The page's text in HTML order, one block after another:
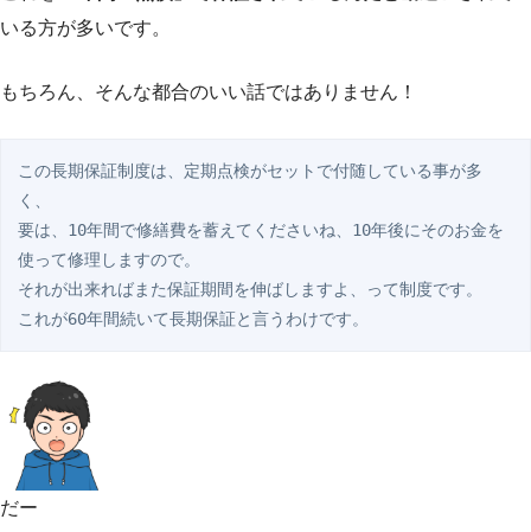
いる方が多いです。
もちろん、そんな都合のいい話ではありません！
この長期保証制度は、定期点検がセットで付随している事が多
く、
要は、10年間で修繕費を蓄えてくださいね、10年後にそのお金を
使って修理しますので。
それが出来ればまた保証期間を伸ばしますよ、って制度です。
これが60年間続いて長期保証と言うわけです。
だー